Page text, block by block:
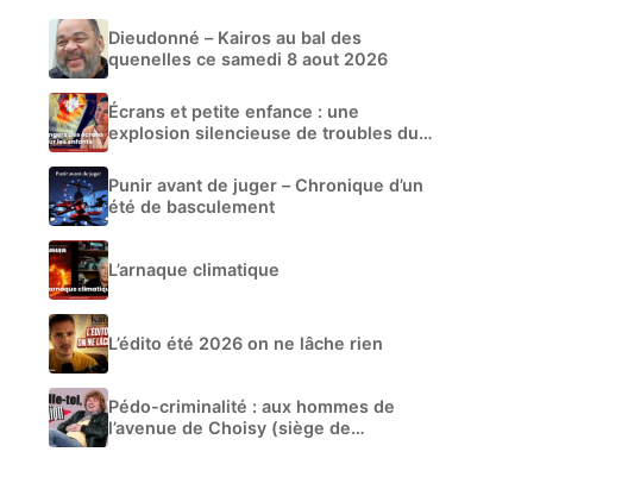
Dieudonné – Kairos au bal des
quenelles ce samedi 8 aout 2026
Écrans et petite enfance : une
explosion silencieuse de troubles du
Punir avant de juger – Chronique d’un
été de basculement
L’arnaque climatique
L’édito été 2026 on ne lâche rien
Pédo-criminalité : aux hommes de
l’avenue de Choisy (siège de